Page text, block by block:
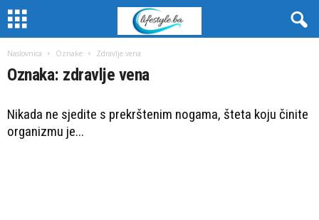
Naslovnica Oznake Zdravlje vena
Oznaka: zdravlje vena
Nikada ne sjedite s prekrštenim nogama, šteta koju činite
organizmu je...